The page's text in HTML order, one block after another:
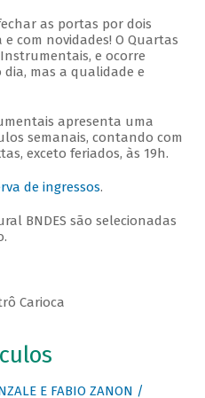
as portas por dois
com novidades! O Quartas
e ocorre
dia, mas a qualidade e
apresenta uma
semanais, contando com
exceto feriados, às 19h.
de ingressos.
BNDES são selecionadas
Carioca
E FABIO ZANON /